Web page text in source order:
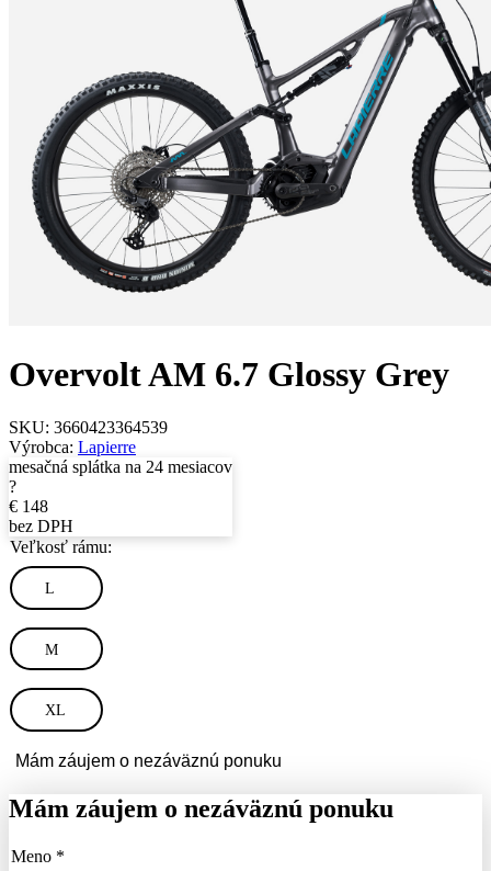
Overvolt AM 6.7 Glossy Grey
SKU: 3660423364539
Výrobca: Lapierre
mesačná splátka na 24 mesiacov
?
€ 148
bez DPH
Veľkosť rámu:
L
M
XL
Mám záujem o nezáväznú ponuku
Mám záujem o nezáväznú ponuku
Meno *